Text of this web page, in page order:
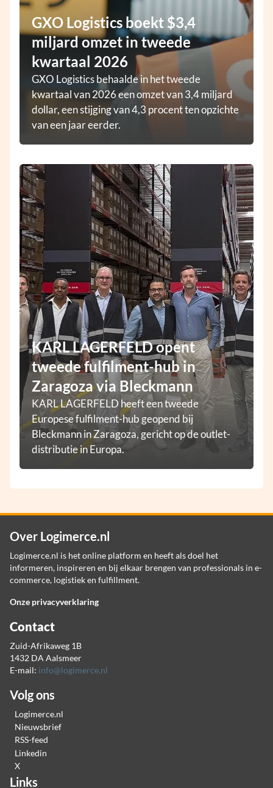
GXO Logistics boekt $3,4
miljard omzet in tweede
kwartaal 2026
GXO Logistics behaalde in het tweede
kwartaal van 2026 een omzet van 3,4 miljard
dollar, een stijging van 4,3 procent ten opzichte
van een jaar eerder.
KARL LAGERFELD opent
tweede fulfilment-hub in
Zaragoza via Bleckmann
KARL LAGERFELD heeft een tweede
Europese fulfilment-hub geopend bij
Bleckmann in Zaragoza, gericht op de outlet-
distributie in Europa.
Over Logimerce.nl
Logimerce.nl is het online platform en heeft als doel het
informeren, inspireren en bij elkaar brengen van professionals in e-
commerce, logistiek en fulfillment.
Onze privacyverklaring
Contact
Zuid-Afrikaweg 1B
1432 DA Aalsmeer
E-mail: info@logimerce.nl
Volg ons
Logimerce.nl
Nieuwsbrief
RSS-feed
Linkedin
X
Links